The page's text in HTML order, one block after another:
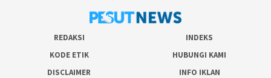
REDAKSI
INDEKS
KODE ETIK
HUBUNGI KAMI
DISCLAIMER
INFO IKLAN